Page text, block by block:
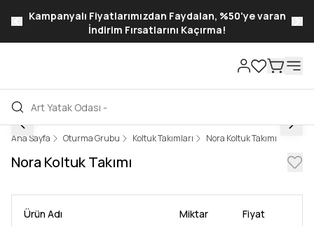
Kampanyalı Fiyatlarımızdan Faydalan, %50'ye varan
İndirim Fırsatlarını Kaçırma!
Ana Sayfa Oturma Grubu Koltuk Takımları Nora Koltuk Takımı
Nora Koltuk Takımı
Ürün Adı Miktar
Fiyat